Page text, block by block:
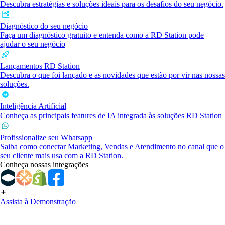
Descubra estratégias e soluções ideais para os desafios do seu negócio.
Diagnóstico do seu negócio
Faça um diagnóstico gratuito e entenda como a RD Station pode
ajudar o seu negócio
Lançamentos RD Station
Descubra o que foi lançado e as novidades que estão por vir nas nossas
soluções.
Inteligência Artificial
Conheça as principais features de IA integrada às soluções RD Station
Profissionalize seu Whatsapp
Saiba como conectar Marketing, Vendas e Atendimento no canal que o
seu cliente mais usa com a RD Station.
Conheça nossas integrações
Assista à Demonstração